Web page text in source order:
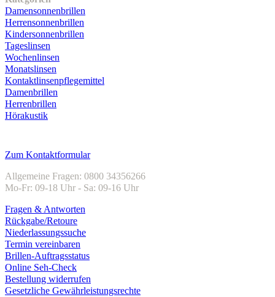
Damensonnenbrillen
Herrensonnenbrillen
Kindersonnenbrillen
Tageslinsen
Wochenlinsen
Monatslinsen
Kontaktlinsenpflegemittel
Damenbrillen
Herrenbrillen
Hörakustik
Zum Kontaktformular
Allgemeine Fragen: 0800 34356266
Mo-Fr: 09-18 Uhr - Sa: 09-16 Uhr
Fragen & Antworten
Rückgabe/Retoure
Niederlassungssuche
Termin vereinbaren
Brillen-Auftragsstatus
Online Seh-Check
Bestellung widerrufen
Gesetzliche Gewährleistungsrechte